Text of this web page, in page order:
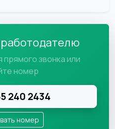
звонка или
номер
240 2434
номер